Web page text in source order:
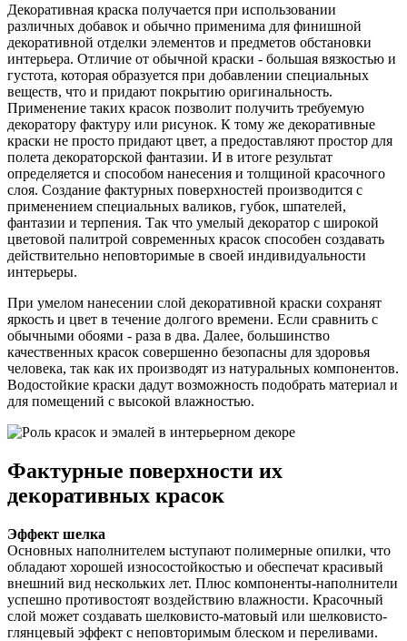
Декоративная краска получается при использовании
различных добавок и обычно применима для финишной
декоративной отделки элементов и предметов обстановки
интерьера. Отличие от обычной краски - большая вязкостью и
густота, которая образуется при добавлении специальных
веществ, что и придают покрытию оригинальность.
Применение таких красок позволит получить требуемую
декоратору фактуру или рисунок. К тому же декоративные
краски не просто придают цвет, а предоставляют простор для
полета декораторской фантазии. И в итоге результат
определяется и способом нанесения и толщиной красочного
слоя. Создание фактурных поверхностей производится с
применением специальных валиков, губок, шпателей,
фантазии и терпения. Так что умелый декоратор с широкой
цветовой палитрой современных красок способен создавать
действительно неповторимые в своей индивидуальности
интерьеры.
При умелом нанесении слой декоративной краски сохранят
яркость и цвет в течение долгого времени. Если сравнить с
обычными обоями - раза в два. Далее, большинство
качественных красок совершенно безопасны для здоровья
человека, так как их производят из натуральных компонентов.
Водостойкие краски дадут возможность подобрать материал и
для помещений с высокой влажностью.
Фактурные поверхности их
декоративных красок
Эффект шелка
Основных наполнителем ыступают полимерные опилки, что
обладают хорошей износостойкостью и обеспечат красивый
внешний вид нескольких лет. Плюс компоненты-наполнители
успешно противостоят воздействию влажности. Красочный
слой может создавать шелковисто-матовый или шелковисто-
глянцевый эффект с неповторимым блеском и переливами.